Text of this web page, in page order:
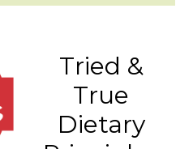
Tried &
True
Dietary